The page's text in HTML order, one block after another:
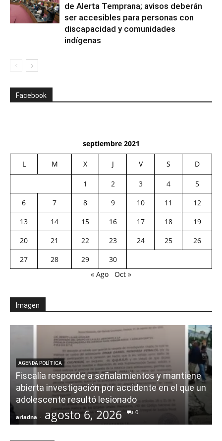
de Alerta Temprana; avisos deberán
ser accesibles para personas con
discapacidad y comunidades
indígenas
Facebook
septiembre 2021
L M X J V S D
1 2 3 4
5
6
7 8 9 10 11
12
13
14 15 16 17 18
19
20
21 22 23 24 25
26
27
28 29
30
« Ago
Oct »
Imagen
AGENDA POLÍTICA
Fiscalía responde a señalamientos y mantiene
abierta investigación por accidente en el que un
adolescente resultó lesionado
ariadna - agosto 6, 2026 0